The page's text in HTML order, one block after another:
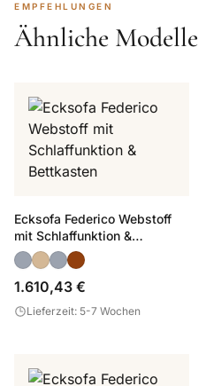
EMPFEHLUNGEN
Ähnliche Modelle
Ecksofa Federico Webstoff
mit Schlaffunktion &
Bettkasten
1.610,43 €
Lieferzeit: 5-7 Wochen